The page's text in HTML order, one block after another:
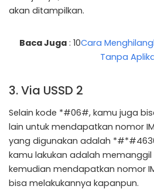
akan ditampilkan.
Baca Juga: 10Cara
Tanpa
3. Via USSD 2
Selain kode *#06#, kamu juga
lain untuk mendapatkan nomor
yang digunakan adalah
kamu lakukan adalah
kemudian mendapatkan nomor
bisa melakukannya kapanpun.